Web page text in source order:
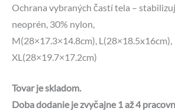
Ochrana vybraných častí tela –
neoprén, 30% nylon,
M(28×17.3×14.8cm), L(28×18.5x16cm),
XL(28×19.7×17.2cm)
Tovar je skladom.
Doba dodanie je zvyčajne 1 až 4